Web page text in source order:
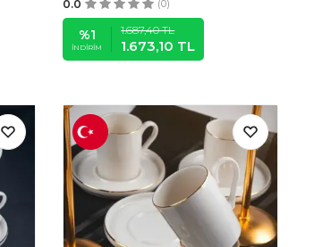
0.0 (0)
%1
İNDIRIM
1.687,40TL
1.673,10 TL